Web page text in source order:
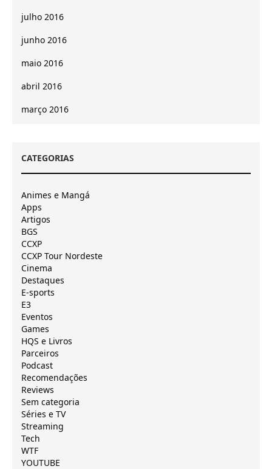
julho 2016
junho 2016
maio 2016
abril 2016
março 2016
CATEGORIAS
Animes e Mangá
Apps
Artigos
BGS
CCXP
CCXP Tour Nordeste
Cinema
Destaques
E-sports
E3
Eventos
Games
HQS e Livros
Parceiros
Podcast
Recomendações
Reviews
Sem categoria
Séries e TV
Streaming
Tech
WTF
YOUTUBE